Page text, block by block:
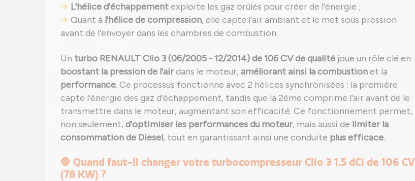
L'hélice d'échappementexploite les gaz brûlés pour créer de l'énergie ;
Quant à l'hélice de compression, elle capte l'air ambiant et le met sous pression
avant de l'envoyer dans les chambres de combustion.
Un turbo RENAULT Clio 3 (06/2005 - 12/2014) de 106 CV de qualité joue un rôle clé en
boostant la pression de l'airdans le moteur, améliorant ainsi la combustionet la
performance. Ce processus fonctionne avec 2 hélices synchronisées : la première
capte l'énergie des gaz d'échappement, tandis que la 2ème comprime l'air avant de le
transmettre dans le moteur, augmentant son efficacité. Ce fonctionnement permet,
non seulement, d'optimiser les performances du moteur, mais aussi de limiter la
consommation de Diesel, tout en garantissant ainsi une conduite plus efficace.
🛑 Quand faut-il changer votre turbocompresseur Clio 3 1.5 dCi de 106 CV
(78 KW) ?